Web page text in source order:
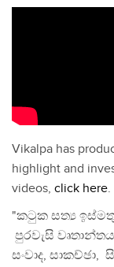
Vikalpa has
highlight and
videos, click here.
"කටුක සත්‍ය
පුරවැසි
සංවාද,